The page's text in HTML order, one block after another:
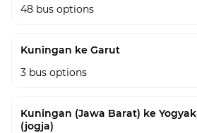
48 bus options
Kuningan ke Garut
3 bus options
Kuningan (Jawa Barat) ke
(jogja)